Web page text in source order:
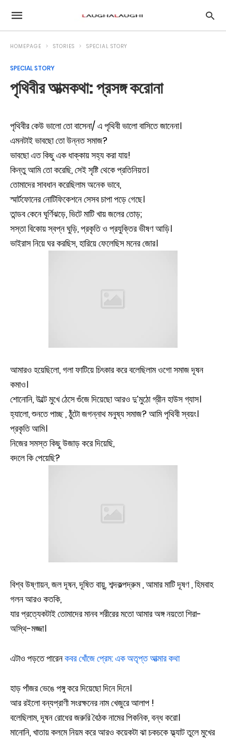
HOMEPAGE STORIES SPECIAL STORY
SPECIAL STORY
পৃথিবীর আত্মকথা: প্রসঙ্গ করোনা
পৃথিবীর কেউ ভালো তো বাসেনা/ এ পৃথিবী ভালো বাসিতে জানেনা।
এমনটাই ভাবছো তো উন্নত সমাজ?
ভাবছো এত কিছু এক ধাক্কায় সহ্য করা যায়!
কিন্তু আমি তো করেছি, সেই সৃষ্টি থেকে প্রতিনিয়ত।
তোমাদের সাবধান করেছিলাম অনেক ভাবে,
স্মার্টফোনের নোটিফিকেশনে সেসব চাপা পড়ে গেছে।
তান্ডব কেনে ঘূর্ণিঝড়ে, ভিটে মাটি খায় জলের তোড়;
সস্তা বিকোয় স্বপ্ন ঘুড়ি, প্রকৃতি ও প্রযুক্তির ভীষণ আড়ি।
ভাইরাস নিয়ে ঘর করছিস, হারিয়ে ফেলেছিস মনের জোর।
আমারও হয়েছিলো, গলা ফাটিয়ে চিৎকার করে বলেছিলাম ওগো সমাজ দূষন
কমাও।
শোনোনি, উল্টে মুখে ঠেসে গুঁজে দিয়েছো আরও দু’মুঠো গ্রীন হাউস গ্যাস।
হ্যালো, শুনতে পাচ্ছ , ঠুঁটো জগন্নাথ মনুষ্য সমাজ? আমি পৃথিবী স্বয়ং।
প্রকৃতি আমি।
নিজের সমস্ত কিছু উজাড় করে দিয়েছি,
বদলে কি পেয়েছি?
বিশ্ব উষ্ণায়ন, জল দূষন, দূষিত বায়ু, শব্দকল্পদ্রুম , আমার মাটি দূষণ , হিমবাহ
গলন আরও কতকি,
যার প্রত্যেকটাই তোমাদের মানব শরীরের মতো আমার অঙ্গ নয়তো শিরা-
অস্থি-মজ্জা।
এটাও পড়তে পারেনকবর খোঁজে প্রেম: এক অতৃপ্ত আত্মার কথা
হাড় পাঁজর ভেঙে পঙ্গু করে দিয়েছো দিনে দিনে।
আর রইলো বন্যপ্রাণী সংরক্ষনের নাম খেজুরে আলাপ !
বলেছিলাম, দূষন রোধের জরুরি বৈঠক নামের পিকনিক, বন্ধ করো।
মানোনি, খাতায় কলমে নিয়ম করে আরও কয়েকটা ঝা চকচকে ফ্ল্যাট তুলে মুখের